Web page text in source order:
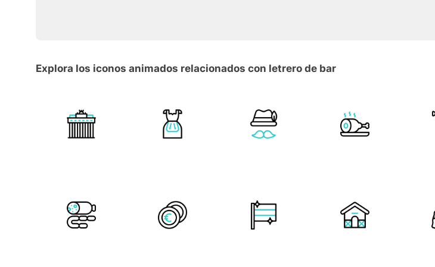
Explora los iconos animados relacionados con letrero de bar